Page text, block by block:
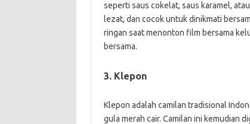
seperti saus cokelat, saus karamel,
lezat, dan cocok untuk dinikmati
ringan saat menonton film bersama
bersama.
3. Klepon
Klepon adalah camilan tradisional
gula merah cair. Camilan ini kemudian